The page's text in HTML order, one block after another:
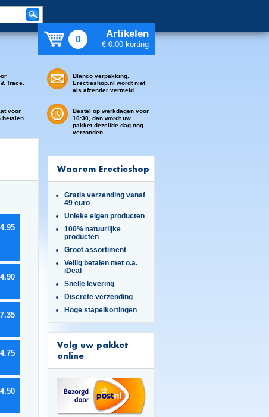
0 Artikelen
€ 0.00 korting
Trace.
voor
Blanco verpakking.
Erectieshop.nl wordt niet
als afzender vermeld.
Bestel op werkdagen voor
16:30, dan wordt uw
pakket dezelfde dag nog
verzonden.
Waarom Erectieshop
Gratis verzending vanaf
49 euro
Unieke eigen producten
100% natuurlijke
producten
Groot assortiment
Veilig betalen met o.a.
iDeal
Snelle levering
Discrete verzending
Hoge stapelkortingen
Volg uw pakket
online